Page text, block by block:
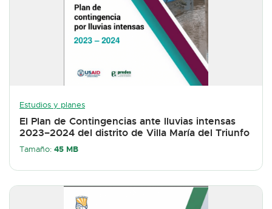
Estudios y planes
El Plan de Contingencias ante lluvias intensas
2023–2024 del distrito de Villa María del Triunfo
Tamaño: 45 MB